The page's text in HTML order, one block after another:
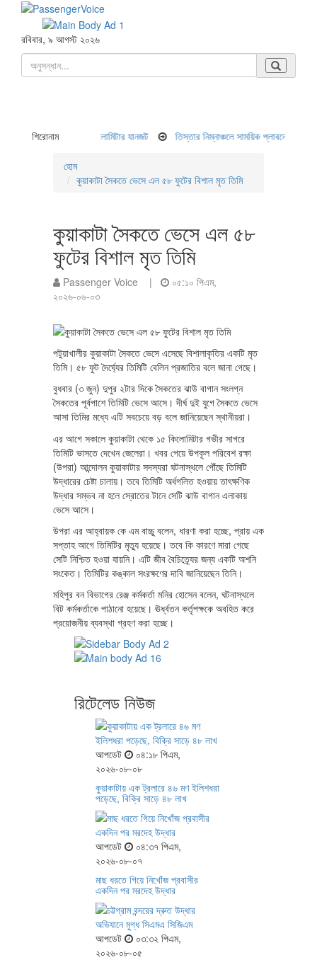
রবিবার, ৯ আগস্ট ২০২৬
শিরোনাম
অবরোধে ১৫ কিলোমিটার যানজট তিস্তার নিম্নাঞ্চলে সাময়িক প্লাবনের শঙ্কা
হোম
কুয়াকাটা সৈকতে ভেসে এল ৫৮ ফুটের বিশাল মৃত তিমি
কুয়াকাটা সৈকতে ভেসে এল ৫৮
ফুটের বিশাল মৃত তিমি
Passenger Voice |
০৫:১০ পিএম,
২০২৬-০৬-০৩
পটুয়াখালীর কুয়াকাটা সৈকতে ভেসে এসেছে বিশালাকৃতির একটি মৃত
তিমি। ৫৮ ফুট দৈর্ঘ্যের তিমিটি বেলিন প্রজাতির বলে জানা গেছে।
বুধবার (৩ জুন) দুপুর ২টার দিকে সৈকতের ঝাউ বাগান সংলগ্ন
সৈকতের পূর্বপাশে তিমিটি ভেসে আসে। দীর্ঘ দুই যুগে সৈকতে ভেসে
আসা তিমির মধ্যে এটি সবচেয়ে বড় বলে জানিয়েছেন স্থানীয়রা।
এর আগে সকালে কুয়াকাটা থেকে ১৫ কিলোমিটার গভীর সাগরে
তিমিটি ভাসতে দেখেন জেলেরা। খবর পেয়ে উপকূল পরিবেশ রক্ষা
(উপরা) আন্দোলন কুয়াকাটার সদস্যরা ঘটনাস্থলে পৌঁছে তিমিটি
উদ্ধারের চেষ্টা চালায়। তবে তিমিটি অর্ধগলিত হওয়ায় তাৎক্ষণিক
উদ্ধার সম্ভব না হলে স্রোতের টানে সেটি ঝাউ বাগান এলাকায়
ভেসে আসে।
উপরা এর আহ্বায়ক কে এম বাচ্চু বলেন, ধারণা করা হচ্ছে, প্রায় এক
সপ্তাহ আগে তিমিটির মৃত্যু হয়েছে। তবে কি কারণে মারা গেছে
সেটি নিশ্চিত হওয়া যায়নি। এটি জীব বৈচিত্র্যের জন্য একটি অশনি
সংকেত। তিমিটির কঙ্কাল সংরক্ষণের দাবি জানিয়েছেন তিনি।
মহিপুর বন বিভাগের রেঞ্জ কর্মকর্তা মনির হোসেন বলেন, ঘটনাস্থলে
বিট কর্মকর্তাকে পাঠানো হয়েছে। ঊর্ধ্বতন কর্তৃপক্ষকে অবহিত করে
প্রয়োজনীয় ব্যবস্থা গ্রহণ করা হচ্ছে।
রিটেলেড নিউজ
আপডেট
০৪:১৮ পিএম,
২০২৬-০৮-০৮
কুয়াকাটায় এক ট্রলারে ৪৬ মণ ইলিশধরা
পড়েছে, বিক্রি সাড়ে ৪৮ লাখ
আপডেট
০৪:৩৭ পিএম,
২০২৬-০৮-০৭
মাছ ধরতে গিয়ে নিখোঁজ প্রবাসীর
একদিন পর মরদেহ উদ্ধার
আপডেট
০৩:৩২ পিএম,
২০২৬-০৮-০৫